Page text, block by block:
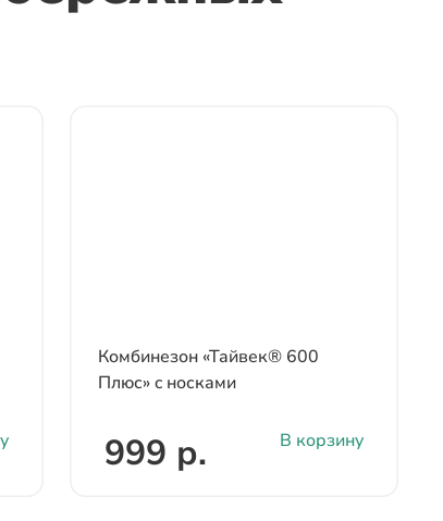
Комбинезон «Тайвек® 600
Плюс» c носками
999 р. В корзину